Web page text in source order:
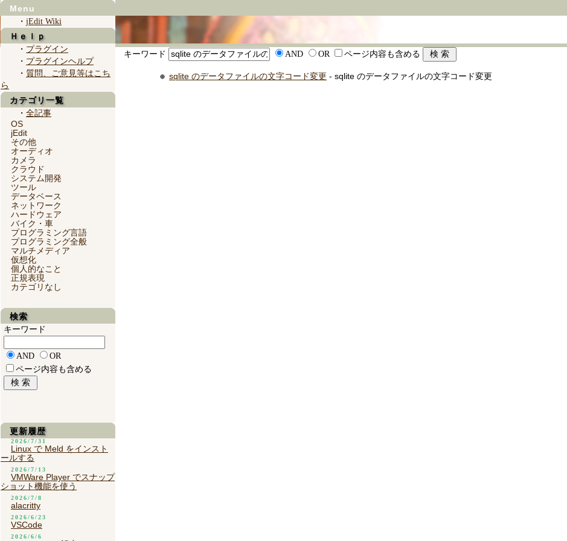
キーワード AND OR ページ内容も含める
sqlite のデータファイルの文字コード変更 - sqlite のデータファイルの文字コード変更
Menu
・ jEdit Wiki
Ｈｅｌｐ
・ プラグイン
・ プラグインヘルプ
・ 質問、ご意見等はこち
ら
カテゴリ一覧
・ 全記事
OS
jEdit
その他
オーディオ
カメラ
クラウド
システム開発
ツール
データベース
ネットワーク
ハードウェア
バイク・車
プログラミング言語
プログラミング全般
マルチメディア
仮想化
個人的なこと
正規表現
カテゴリなし
検索
キーワード
AND
OR
ページ内容も含める
更新履歴
2026/7/31
Linux で Meld をインスト
ールする
2026/7/13
VMWare Player でスナップ
ショット機能を使う
2026/7/8
alacritty
2026/6/23
VSCode
2026/6/6